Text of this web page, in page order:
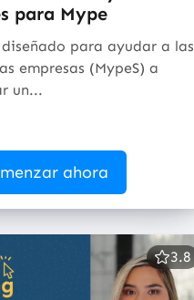
para Mype
para ayudar a las
empresas (MypeS) a
un...
ahora
3.8